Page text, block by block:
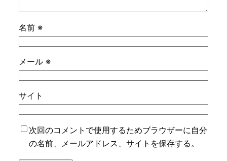
名前 ※
メール ※
サイト
次回のコメントで使用するためブラウザーに自分
の名前、メールアドレス、サイトを保存する。